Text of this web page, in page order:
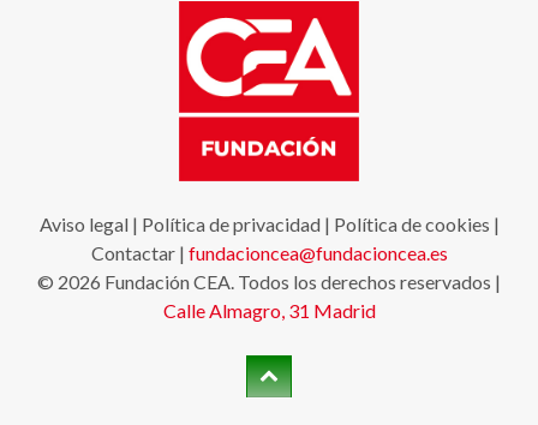
Aviso legal| Política de privacidad| Política de cookies |
Contactar| fundacioncea@fundacioncea.es
© 2026 Fundación CEA. Todos los derechos reservados |
Calle Almagro, 31 Madrid